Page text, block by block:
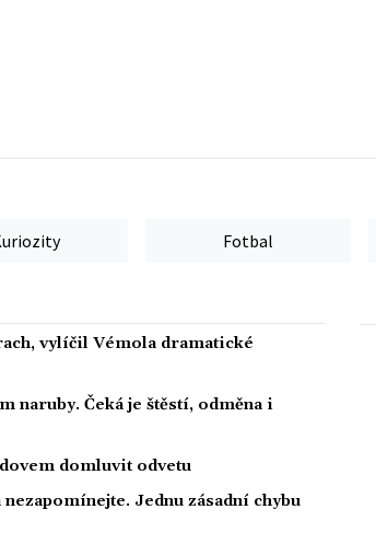
Fotbal
vylíčil Vémola dramatické
naruby. Čeká je štěstí, odměna i
domluvit odvetu
Jednu zásadní chybu